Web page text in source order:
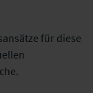
für diese